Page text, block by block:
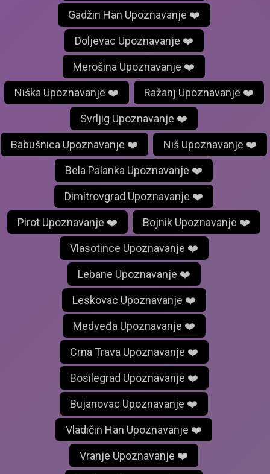
Gadžin Han Upoznavanje ❤️
Doljevac Upoznavanje ❤️
Merošina Upoznavanje ❤️
Niška Upoznavanje ❤️ Ražanj Upoznavanje ❤️
Svrljig Upoznavanje ❤️
Babušnica Upoznavanje ❤️ Niš Upoznavanje ❤️
Bela Palanka Upoznavanje ❤️
Dimitrovgrad Upoznavanje ❤️
Pirot Upoznavanje ❤️ Bojnik Upoznavanje ❤️
Vlasotince Upoznavanje ❤️
Lebane Upoznavanje ❤️
Leskovac Upoznavanje ❤️
Medveđa Upoznavanje ❤️
Crna Trava Upoznavanje ❤️
Bosilegrad Upoznavanje ❤️
Bujanovac Upoznavanje ❤️
Vladičin Han Upoznavanje ❤️
Vranje Upoznavanje ❤️